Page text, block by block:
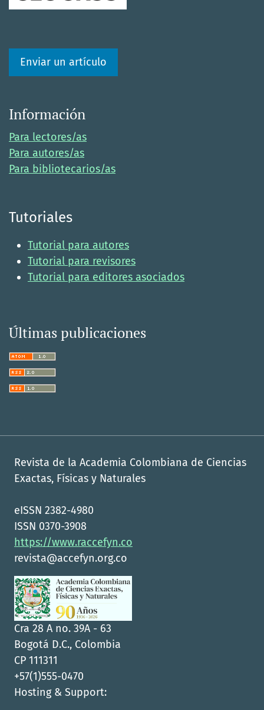
Enviar un artículo
Información
Para lectores/as
Para autores/as
Para bibliotecarios/as
Tutoriales
Tutorial para autores
Tutorial para revisores
Tutorial para editores asociados
Últimas publicaciones
Revista de la Academia Colombiana de Ciencias
Exactas, Físicas y Naturales
eISSN 2382-4980
ISSN 0370-3908
https://www.raccefyn.co
revista@accefyn.org.co
Cra 28 A no. 39A - 63
Bogotá D.C., Colombia
CP 111311
+57(1)555-0470
Hosting & Support: